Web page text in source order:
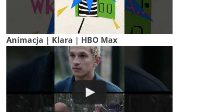
Animacja | Klara | HBO Max